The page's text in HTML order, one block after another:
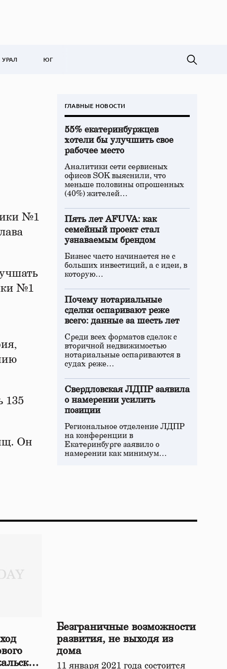
УРАЛ ЮГ
№1
№1
135
Он
ГЛАВНЫЕ НОВОСТИ
55% екатеринбуржцев
хотели бы улучшить свое
рабочее место
Аналитики сети сервисных
офисов SOK выяснили, что
меньше половины опрошенных
(40%) жителей…
Пять лет AFUVA: как
семейный проект стал
узнаваемым брендом
Бизнес часто начинается не с
больших инвестиций, а с идеи, в
которую…
Почему нотариальные
сделки оспаривают реже
всего: данные за шесть лет
Среди всех форматов сделок с
вторичной недвижимостью
нотариальные оспариваются в
судах реже…
Свердловская ЛДПР заявила
о намерении усилить
позиции
Региональное отделение ЛДПР
на конференции в
Екатеринбурге заявило о
намерении как минимум…
Безграничные возможности
развития, не выходя из
дома
11 января 2021 года состоится